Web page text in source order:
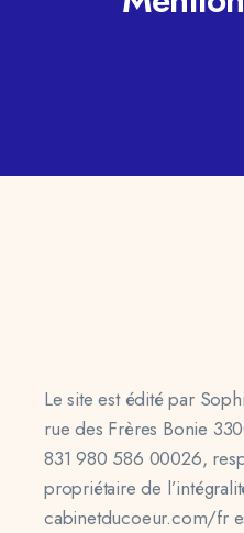
Le site est édité par
rue des Frères Bonie
831 980 586 00026,
propriétaire de
cabinetducoeur.com/fr